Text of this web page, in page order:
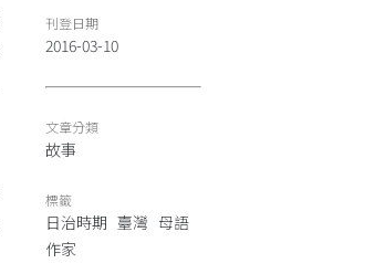
刊登日期
2016-03-10
文章分類
故事
標籤
日治時期 臺灣 母語
作家